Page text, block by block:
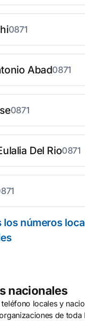
0871
Abad0871
0871
Del Rio0871
los números
nacionales
locales y
de toda